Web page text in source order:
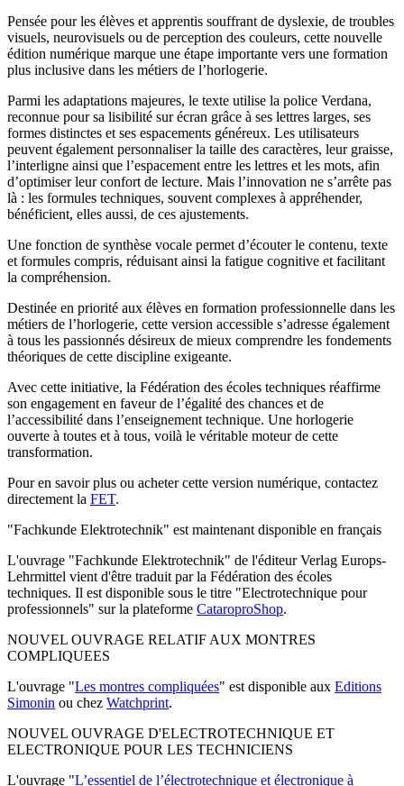
Pensée pour les élèves et apprentis souffrant de dyslexie, de troubles
visuels, neurovisuels ou de perception des couleurs, cette nouvelle
édition numérique marque une étape importante vers une formation
plus inclusive dans les métiers de l’horlogerie.
Parmi les adaptations majeures, le texte utilise la police Verdana,
reconnue pour sa lisibilité sur écran grâce à ses lettres larges, ses
formes distinctes et ses espacements généreux. Les utilisateurs
peuvent également personnaliser la taille des caractères, leur graisse,
l’interligne ainsi que l’espacement entre les lettres et les mots, afin
d’optimiser leur confort de lecture. Mais l’innovation ne s’arrête pas
là : les formules techniques, souvent complexes à appréhender,
bénéficient, elles aussi, de ces ajustements.
Une fonction de synthèse vocale permet d’écouter le contenu, texte
et formules compris, réduisant ainsi la fatigue cognitive et facilitant
la compréhension.
Destinée en priorité aux élèves en formation professionnelle dans les
métiers de l’horlogerie, cette version accessible s’adresse également
à tous les passionnés désireux de mieux comprendre les fondements
théoriques de cette discipline exigeante.
Avec cette initiative, la Fédération des écoles techniques réaffirme
son engagement en faveur de l’égalité des chances et de
l’accessibilité dans l’enseignement technique. Une horlogerie
ouverte à toutes et à tous, voilà le véritable moteur de cette
transformation.
Pour en savoir plus ou acheter cette version numérique, contactez
directement la FET.
"Fachkunde Elektrotechnik" est maintenant disponible en français
L'ouvrage "Fachkunde Elektrotechnik" de l'éditeur Verlag Europs-
Lehrmittel vient d'être traduit par la Fédération des écoles
techniques. Il est disponible sous le titre "Electrotechnique pour
professionnels" sur la plateforme CataroproShop.
NOUVEL OUVRAGE RELATIF AUX MONTRES
COMPLIQUEES
L'ouvrage "Les montres compliquées" est disponible aux Editions
Simonin ou chez Watchprint.
NOUVEL OUVRAGE D'ELECTROTECHNIQUE ET
ELECTRONIQUE POUR LES TECHNICIENS
L'ouvrage "L’essentiel de l’électrotechnique et électronique à